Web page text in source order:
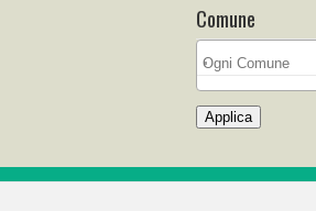
Comune
Applica